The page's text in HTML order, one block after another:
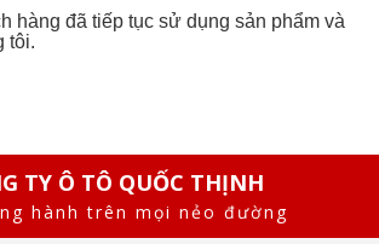
hàng đã tiếp tục sử dụng sản phẩm và
tôi.
TY Ô TÔ QUỐC THỊNH
hành trên mọi nẻo đường